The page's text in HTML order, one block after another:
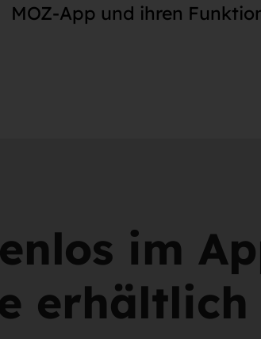
MOZ-App und ihren
im
erhältlich